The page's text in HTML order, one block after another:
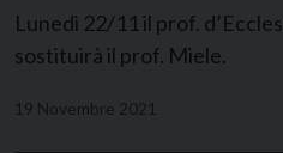
Lunedì 22/11 il prof.
sostituirà il prof. Miele.
19 Novembre 2021